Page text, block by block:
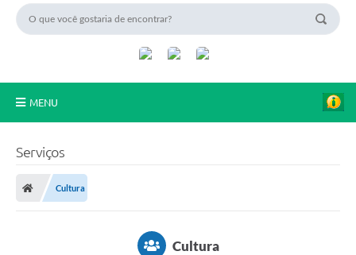
MENU
Legislação
Serviços
Cultura
Cultura